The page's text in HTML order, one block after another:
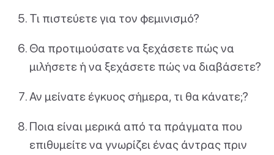
Τι πιστεύετε για τον φεμινισμό?
Θα προτιμούσατε να ξεχάσετε πώς να
μιλήσετε ή να ξεχάσετε πώς να διαβάσετε?
Αν μείνατε έγκυος σήμερα, τι θα κάνατε;?
Ποια είναι μερικά από τα πράγματα που
επιθυμείτε να γνωρίζει ένας άντρας πριν